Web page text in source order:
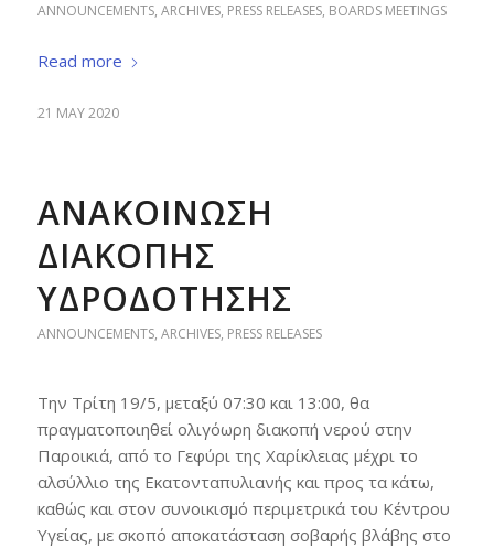
ANNOUNCEMENTS, ARCHIVES, PRESS RELEASES, BOARDS MEETINGS
Read more
21 MAY 2020
ΑΝΑΚΟΙΝΩΣΗ
ΔΙΑΚΟΠΗΣ
ΥΔΡΟΔΟΤΗΣΗΣ
ANNOUNCEMENTS, ARCHIVES, PRESS RELEASES
Την Τρίτη 19/5, μεταξύ 07:30 και 13:00, θα
πραγματοποιηθεί ολιγόωρη διακοπή νερού στην
Παροικιά, από το Γεφύρι της Χαρίκλειας μέχρι το
αλσύλλιο της Εκατονταπυλιανής και προς τα κάτω,
καθώς και στον συνοικισμό περιμετρικά του Κέντρου
Υγείας, με σκοπό αποκατάσταση σοβαρής βλάβης στο